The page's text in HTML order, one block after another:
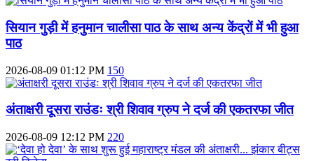
सियान गुड़ी में हनुमान चालीसा पाठ के साथ अन्य केंद्रों में भी हुआ
पाठ
2026-08-09 01:12 PM 150
अंताक्षरी दूसरा राउंडः श्री शिवाव ग्रुप ने दर्ज की एकतरफा जीत
2026-08-09 12:12 PM 220